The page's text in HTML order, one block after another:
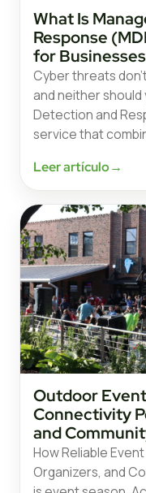
What Is
Response
for Businesses
Cyber threats
and neither
Detection and
service that
Leer artículo→
Outdoor
Connectivity
and
How Reliable
Organizers, and